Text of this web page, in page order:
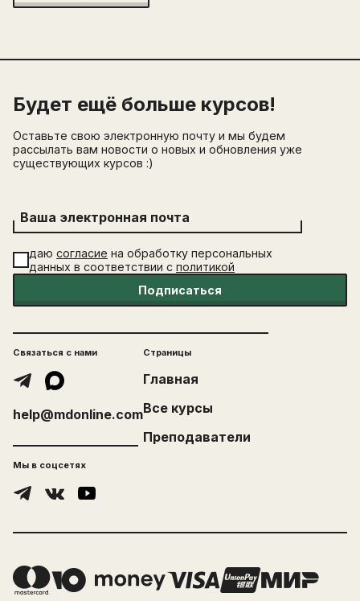
Будет ещё больше курсов!
Оставьте свою электронную почту и мы будем
рассылать вам новости о новых и обновления уже
существующих курсов :)
Ваша электронная почта
даю согласие на обработку персональных
данных в соответствии с политикой
Подписаться
Связаться с нами
help@mdonline.com
Страницы
Главная
Все курсы
Преподаватели
Мы в соцсетях